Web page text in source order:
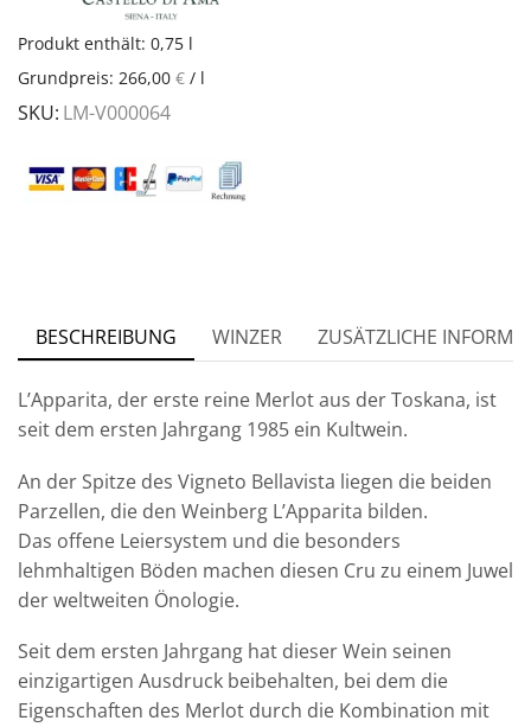
Produkt enthält: 0,75 l
Grundpreis: 266,00 € / l
SKU: LM-V000064
BESCHREIBUNG WINZER ZUSÄTZLICHE
L’Apparita, der erste reine Merlot aus der Toskana, ist
seit dem ersten Jahrgang 1985 ein Kultwein.
An der Spitze des Vigneto Bellavista liegen die beiden
Parzellen, die den Weinberg L’Apparita bilden.
Das offene Leiersystem und die besonders
lehmhaltigen Böden machen diesen Cru zu einem Juwel
der weltweiten Önologie.
Seit dem ersten Jahrgang hat dieser Wein seinen
einzigartigen Ausdruck beibehalten, bei dem die
Eigenschaften des Merlot durch die Kombination mit